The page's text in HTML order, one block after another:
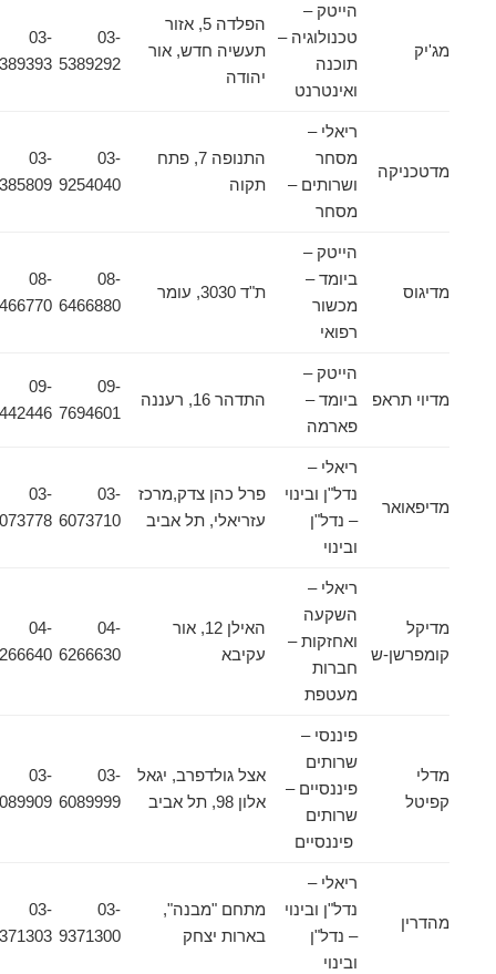
מג'יק
הייטק –
טכנולוגיה –
תוכנה
ואינטרנט
הפלדה 5, אזור
תעשיה חדש, אור
יהודה
5389292
5389393
מדטכניקה
ריאלי –
מסחר
ושרותים –
מסחר
התנופה 7, פתח
תקוה
9254040
9385809
מדיגוס
הייטק –
ביומד –
מכשור
רפואי
6466880
6466770
מדיוי תראפ
הייטק –
ביומד –
פארמה
התדהר 16, רעננה
7694601
7442446
מדיפאואר
ריאלי –
נדל"ן ובינוי
– נדל"ן
ובינוי
פרל כהן צדק,מרכז
עזריאלי, תל אביב
03-
6073710
6073778
מדיקל
קומפרשן-ש
ריאלי –
השקעה
ואחזקות –
חברות
מעטפת
האילן 12, אור
עקיבא
6266630
6266640
מדלי
קפיטל
פיננסי –
שרותים
פיננסיים –
שרותים
פיננסיים
אצל גולדפרב, יגאל
אלון 98, תל אביב
03-
6089999
6089909
מהדרין
ריאלי –
נדל"ן ובינוי
– נדל"ן
ובינוי
מתחם "מבנה",
בארות יצחק
9371300
9371303